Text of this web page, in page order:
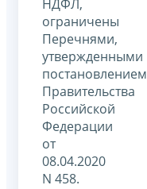
НДФЛ,
ограничены
Перечнями,
утвержденными
постановлением
Правительства
Российской
Федерации
от
08.04.2020
N 458.